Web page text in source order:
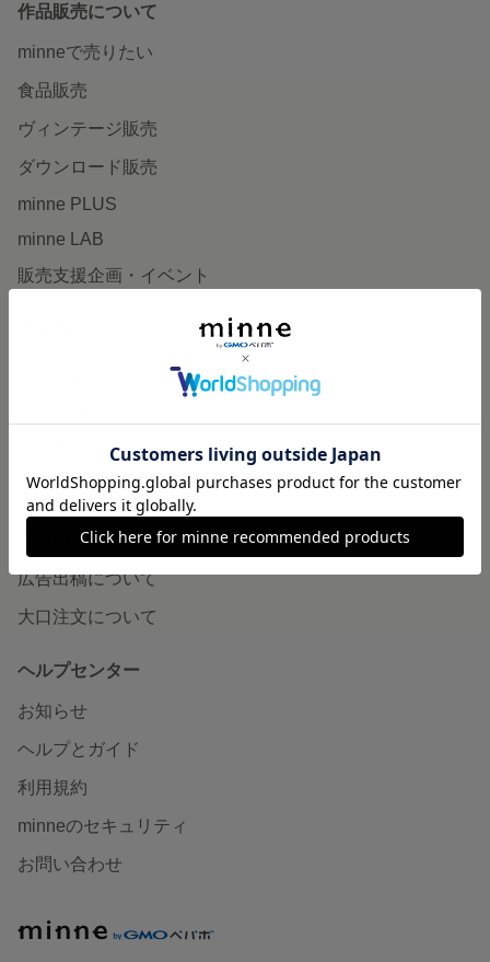
作品販売について
minneで売りたい
食品販売
ヴィンテージ販売
ダウンロード販売
minne PLUS
minne LAB
販売支援企画・イベント
minneとものづくりと
minneの本
企業の方へ
広告出稿について
大口注文について
ヘルプセンター
お知らせ
ヘルプとガイド
利用規約
minneのセキュリティ
お問い合わせ